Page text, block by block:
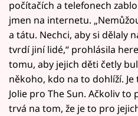
počítačích a telefonech
jmen na internetu.
a tátu. Nechci, aby si dělaly
tvrdí jiní lidé,“ prohlásila
tomu, aby jejich děti četly
někoho, kdo na to dohlíží.
Jolie pro The Sun. Ačkoliv
trvá na tom, že je to pro